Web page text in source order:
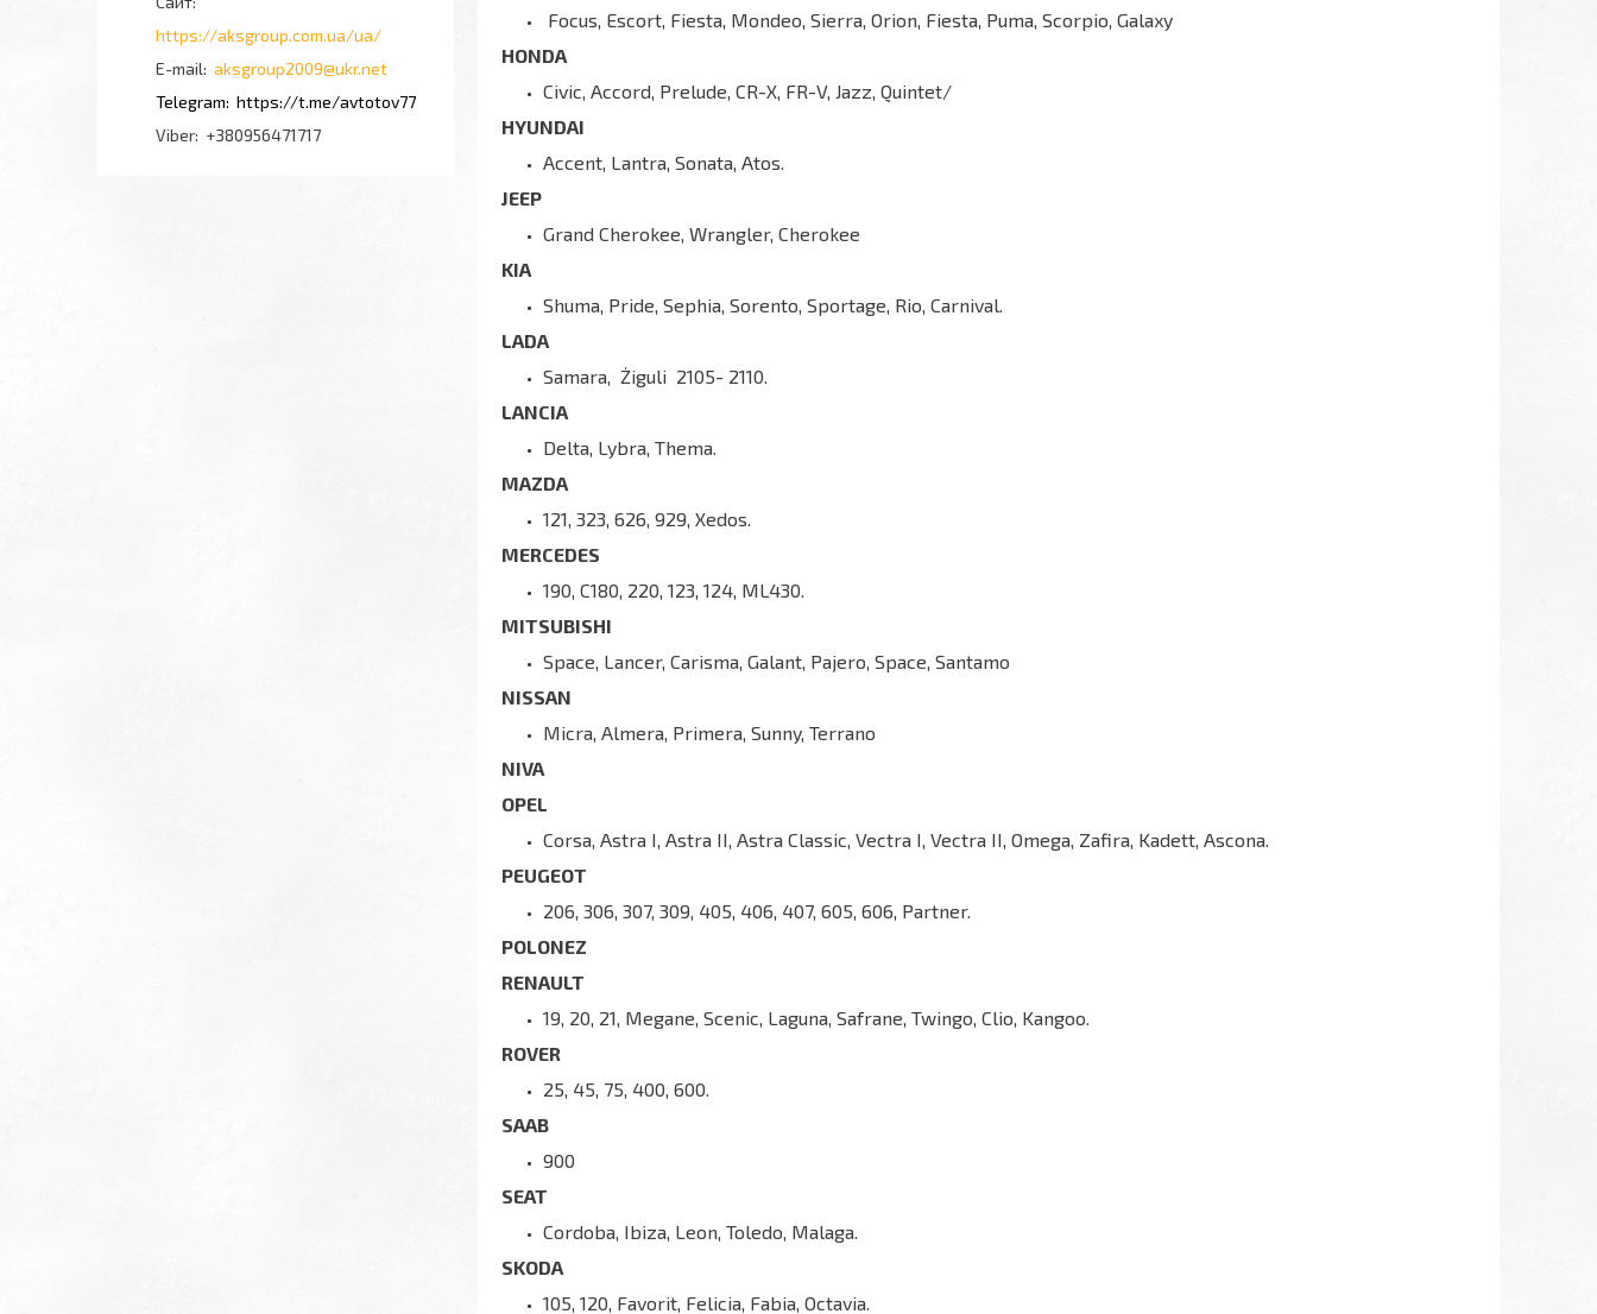
Focus, Escort, Fiesta, Mondeo, Sierra, Orion, Fiesta, Puma, Scorpio, Galaxy
HONDA
Civic, Accord, Prelude, CR-X, FR-V, Jazz, Quintet/
HYUNDAI
Accent, Lantra, Sonata, Atos.
JEEP
Grand Cherokee, Wrangler, Cherokee
KIA
Shuma, Pride, Sephia, Sorento, Sportage, Rio, Carnival.
LADA
Samara, Żiguli 2105- 2110.
LANCIA
Delta, Lybra, Thema.
MAZDA
121, 323, 626, 929, Xedos.
MERCEDES
190, C180, 220, 123, 124, ML430.
MITSUBISHI
Space, Lancer, Carisma, Galant, Pajero, Space, Santamo
NISSAN
Micra, Almera, Primera, Sunny, Terrano
NIVA
OPEL
Corsa, Astra I, Astra II, Astra Classic, Vectra I, Vectra II, Omega, Zafira, Kadett, Ascona.
PEUGEOT
206, 306, 307, 309, 405, 406, 407, 605, 606, Partner.
POLONEZ
RENAULT
19, 20, 21, Megane, Scenic, Laguna, Safrane, Twingo, Clio, Kangoo.
ROVER
25, 45, 75, 400, 600.
SAAB
900
SEAT
Cordoba, Ibiza, Leon, Toledo, Malaga.
SKODA
105, 120, Favorit, Felicia, Fabia, Octavia.
https://aksgroup.com.ua/ua/
aksgroup2009@ukr.net
https://t.me/avtotov77
+380956471717